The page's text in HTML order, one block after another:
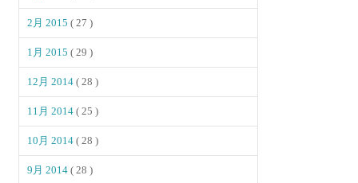
2月 2015( 27 )
1月 2015( 29 )
12月 2014( 28 )
11月 2014( 25 )
10月 2014( 28 )
9月 2014( 28 )